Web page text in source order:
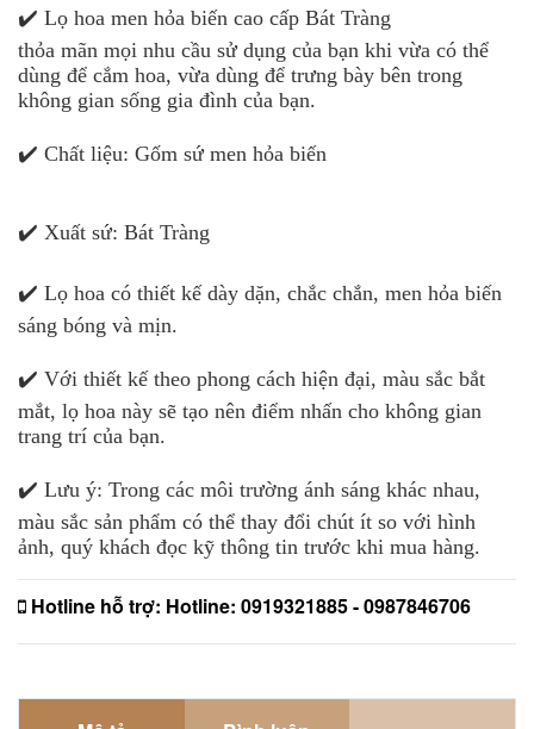
✔️ Lọ hoa men hỏa biến cao cấp Bát Tràng
thỏa mãn mọi nhu cầu sử dụng của bạn khi vừa có thể
dùng để cắm hoa, vừa dùng để trưng bày bên trong
không gian sống gia đình của bạn.
✔️ Chất liệu: Gốm sứ men hỏa biến
✔️ Xuất sứ: Bát Tràng
✔️ Lọ hoa có thiết kế dày dặn, chắc chắn, men hỏa biến
sáng bóng và mịn.
✔️ Với thiết kế theo phong cách hiện đại, màu sắc bắt
mắt, lọ hoa này sẽ tạo nên điểm nhấn cho không gian
trang trí của bạn.
✔️ Lưu ý: Trong các môi trường ánh sáng khác nhau,
màu sắc sản phẩm có thể thay đổi chút ít so với hình
ảnh, quý khách đọc kỹ thông tin trước khi mua hàng.
Hotline hỗ trợ: Hotline: 0919321885 - 0987846706